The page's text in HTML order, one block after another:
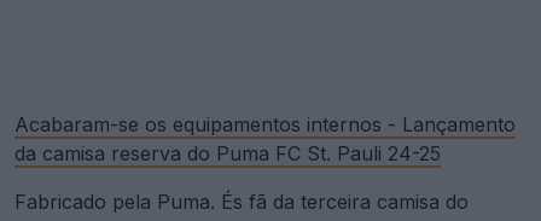
Acabaram-se os equipamentos internos - Lançamento
da camisa reserva do Puma FC St. Pauli 24-25
Fabricado pela Puma. És fã da terceira camisa do